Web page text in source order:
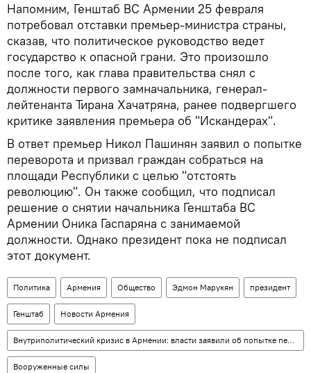
Напомним, Генштаб ВС Армении 25 февраля
потребовал отставки премьер-министра страны,
сказав, что политическое руководство ведет
государство к опасной грани. Это произошло
после того, как глава правительства снял с
должности первого замначальника, генерал-
лейтенанта Тирана Хачатряна, ранее подвергшего
критике заявления премьера об "Искандерах".
В ответ премьер Никол Пашинян заявил о попытке
переворота и призвал граждан собраться на
площади Республики с целью "отстоять
революцию". Он также сообщил, что подписал
решение о снятии начальника Генштаба ВС
Армении Оника Гаспаряна с занимаемой
должности. Однако президент пока не подписал
этот документ.
Политика Армения Общество Эдмон Марукян президент
Генштаб Новости Армения
Внутриполитический кризис в Армении: власти заявили об попытке переворота
Вооруженные силы